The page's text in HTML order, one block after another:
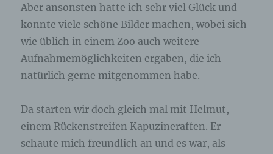
Aber ansonsten hatte ich sehr viel Glück und
konnte viele schöne Bilder machen, wobei sich
wie üblich in einem Zoo auch weitere
Aufnahmemöglichkeiten ergaben, die ich
natürlich gerne mitgenommen habe.
Da starten wir doch gleich mal mit Helmut,
einem Rückenstreifen Kapuzineraffen. Er
schaute mich freundlich an und es war, als